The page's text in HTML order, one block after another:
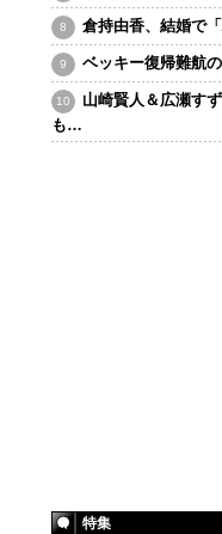
倉持由香、結婚で
ベッキー復帰難航
山崎賢人＆広瀬す
も…
特集